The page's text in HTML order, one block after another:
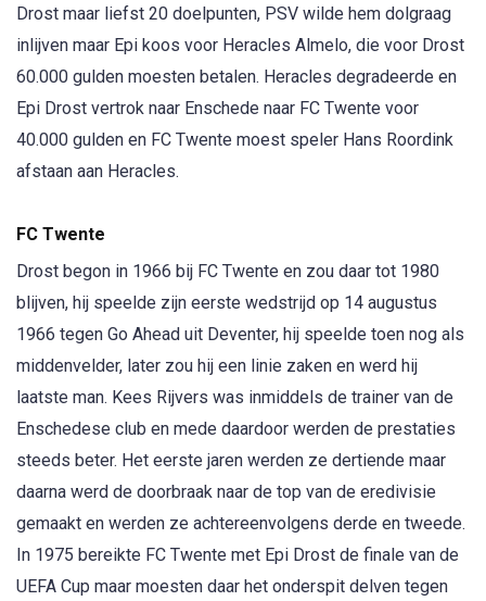
Drost maar liefst 20 doelpunten, PSV wilde hem dolgraag
inlijven maar Epi koos voor Heracles Almelo, die voor Drost
60.000 gulden moesten betalen. Heracles degradeerde en
Epi Drost vertrok naar Enschede naar FC Twente voor
40.000 gulden en FC Twente moest speler Hans Roordink
afstaan aan Heracles.
FC Twente
Drost begon in 1966 bij FC Twente en zou daar tot 1980
blijven, hij speelde zijn eerste wedstrijd op 14 augustus
1966 tegen Go Ahead uit Deventer, hij speelde toen nog als
middenvelder, later zou hij een linie zaken en werd hij
laatste man. Kees Rijvers was inmiddels de trainer van de
Enschedese club en mede daardoor werden de prestaties
steeds beter. Het eerste jaren werden ze dertiende maar
daarna werd de doorbraak naar de top van de eredivisie
gemaakt en werden ze achtereenvolgens derde en tweede.
In 1975 bereikte FC Twente met Epi Drost de finale van de
UEFA Cup maar moesten daar het onderspit delven tegen